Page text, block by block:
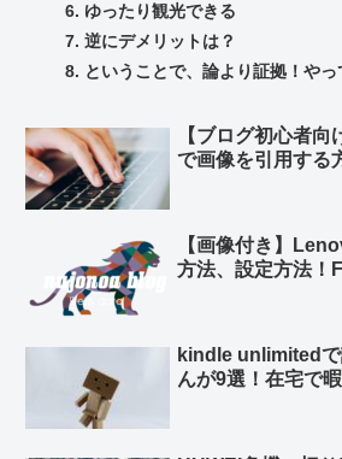
ゆったり観光できる
逆にデメリットは？
ということで、論より証拠！やっ
【ブログ初心者
で画像を引用する
【画像付き】
方法、設定方法！
kindle unlimited
んが9選！在宅で